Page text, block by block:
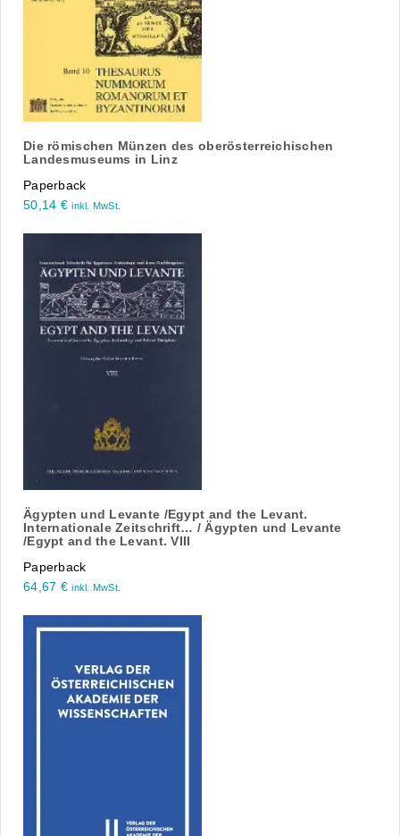
Die römischen Münzen des oberösterreichischen
Landesmuseums in Linz
Paperback
50,14 € inkl. MwSt.
Ägypten und Levante /Egypt and the Levant.
Internationale Zeitschrift… / Ägypten und Levante
/Egypt and the Levant. VIII
Paperback
64,67 € inkl. MwSt.